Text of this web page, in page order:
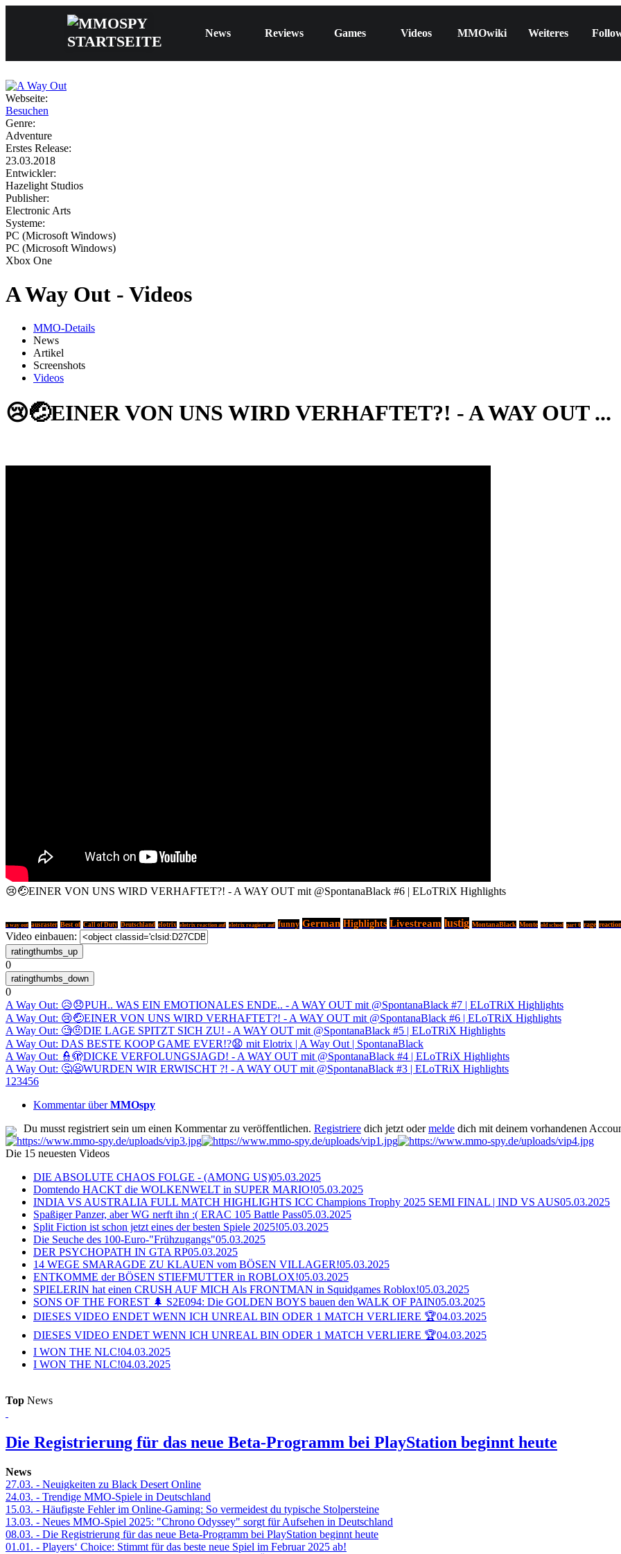
News Reviews Games Videos MMOwiki Weiteres
Webseite:
Besuchen
Genre:
Adventure
Erstes Release:
23.03.2018
Entwickler:
Hazelight Studios
Publisher:
Electronic Arts
Systeme:
PC (Microsoft Windows)
PC (Microsoft Windows)
Xbox One
A Way Out - Videos
MMO-Details
News
Artikel
Screenshots
Videos
😢🤕EINER VON UNS WIRD VERHAFTET?! - A WAY OUT ...
😢🤕EINER VON UNS WIRD VERHAFTET?! - A WAY OUT mit @SpontanaBlack #6 | ELoTRiX Highlights
a way out ausraster Best of Call of Duty Deutschland elotrix elotrix reaction auf elotrix reagiert auf funny German Highlights Livestream lustig MontanaBlack Monte old school part 6 rage
Video einbauen:
0
0
A Way Out: 😥😞PUH.. WAS EIN EMOTIONALES ENDE.. - A WAY OUT mit @SpontanaBlack #7 | ELoTRiX Highlights
A Way Out: 😢🤕EINER VON UNS WIRD VERHAFTET?! - A WAY OUT mit @SpontanaBlack #6 | ELoTRiX Highlights
A Way Out: 🧐🤨DIE LAGE SPITZT SICH ZU! - A WAY OUT mit @SpontanaBlack #5 | ELoTRiX Highlights
A Way Out: DAS BESTE KOOP GAME EVER!?😧 mit Elotrix | A Way Out | SpontanaBlack
A Way Out: 👮🫣DICKE VERFOLUNGSJAGD! - A WAY OUT mit @SpontanaBlack #4 | ELoTRiX Highlights
A Way Out: 🤔😦WURDEN WIR ERWISCHT ?! - A WAY OUT mit @SpontanaBlack #3 | ELoTRiX Highlights
1 23456
Kommentar überMMOspy
Du musst registriert sein um einen Kommentar zu veröffentlichen. Registriere dich jetzt odermelde dich mit deinem vorhandenen
Die 15 neuesten Videos
DIE ABSOLUTE CHAOS FOLGE - (AMONG US)05.03.2025
Domtendo HACKT die WOLKENWELT in SUPER MARIO!05.03.2025
INDIA VS AUSTRALIA FULL MATCH HIGHLIGHTS ICC Champions Trophy 2025 SEMI FINAL | IND VS AUS05.03.2025
Spaßiger Panzer, aber WG nerft ihn :( ERAC 105 Battle Pass05.03.2025
Split Fiction ist schon jetzt eines der besten Spiele 2025!05.03.2025
Die Seuche des 100-Euro-"Frühzugangs"05.03.2025
DER PSYCHOPATH IN GTA RP05.03.2025
14 WEGE SMARAGDE ZU KLAUEN vom BÖSEN VILLAGER!05.03.2025
ENTKOMME der BÖSEN STIEFMUTTER in ROBLOX!05.03.2025
SPIELERIN hat einen CRUSH AUF MICH Als FRONTMAN in Squidgames Roblox!05.03.2025
SONS OF THE FOREST 🌲 S2E094: Die GOLDEN BOYS bauen den WALK OF PAIN05.03.2025
DIESES VIDEO ENDET WENN ICH UNREAL BIN ODER 1 MATCH VERLIERE 🏆04.03.2025
DIESES VIDEO ENDET WENN ICH UNREAL BIN ODER 1 MATCH VERLIERE 🏆04.03.2025
I WON THE NLC!04.03.2025
I WON THE NLC!04.03.2025
Top News
Die Registrierung für das neue Beta-Programm bei PlayStation beginnt heute
News
27.03. - Neuigkeiten zu Black Desert Online
24.03. - Trendige MMO-Spiele in Deutschland
15.03. - Häufigste Fehler im Online-Gaming: So vermeidest du typische Stolpersteine
13.03. - Neues MMO-Spiel 2025: "Chrono Odyssey" sorgt für Aufsehen in Deutschland
08.03. - Die Registrierung für das neue Beta-Programm bei PlayStation beginnt heute
01.01. - Players‘ Choice: Stimmt für das beste neue Spiel im Februar 2025 ab!